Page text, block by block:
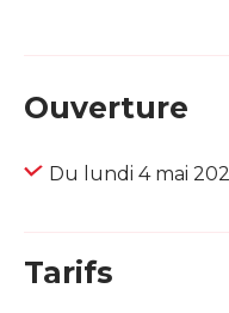
Ouverture
Du lundi 4 mai
Tarifs